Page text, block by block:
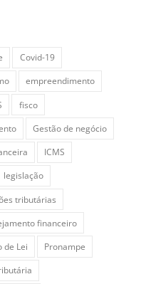
Covid-19
empreendimento
fisco
Gestão de negócio
ICMS
legislação
tributárias
financeiro
de Lei
Pronampe